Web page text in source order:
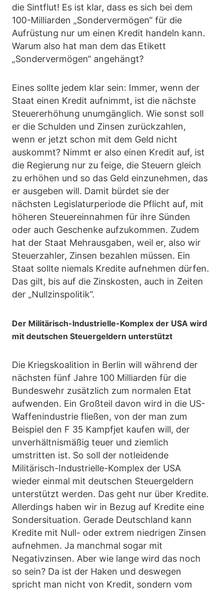
die Sintflut! Es ist klar, dass es sich bei dem
100-Milliarden „Sondervermögen“ für die
Aufrüstung nur um einen Kredit handeln kann.
Warum also hat man dem das Etikett
„Sondervermögen“ angehängt?
Eines sollte jedem klar sein: Immer, wenn der
Staat einen Kredit aufnimmt, ist die nächste
Steuererhöhung unumgänglich. Wie sonst soll
er die Schulden und Zinsen zurückzahlen,
wenn er jetzt schon mit dem Geld nicht
auskommt? Nimmt er also einen Kredit auf, ist
die Regierung nur zu feige, die Steuern gleich
zu erhöhen und so das Geld einzunehmen, das
er ausgeben will. Damit bürdet sie der
nächsten Legislaturperiode die Pflicht auf, mit
höheren Steuereinnahmen für ihre Sünden
oder auch Geschenke aufzukommen. Zudem
hat der Staat Mehrausgaben, weil er, also wir
Steuerzahler, Zinsen bezahlen müssen. Ein
Staat sollte niemals Kredite aufnehmen dürfen.
Das gilt, bis auf die Zinskosten, auch in Zeiten
der „Nullzinspolitik“.
Der Militärisch-Industrielle-Komplex der USA wird
mit deutschen Steuergeldern unterstützt
Die Kriegskoalition in Berlin will während der
nächsten fünf Jahre 100 Milliarden für die
Bundeswehr zusätzlich zum normalen Etat
aufwenden. Ein Großteil davon wird in die US-
Waffenindustrie fließen, von der man zum
Beispiel den F 35 Kampfjet kaufen will, der
unverhältnismäßig teuer und ziemlich
umstritten ist. So soll der notleidende
Militärisch-Industrielle-Komplex der USA
wieder einmal mit deutschen Steuergeldern
unterstützt werden. Das geht nur über Kredite.
Allerdings haben wir in Bezug auf Kredite eine
Sondersituation. Gerade Deutschland kann
Kredite mit Null- oder extrem niedrigen Zinsen
aufnehmen. Ja manchmal sogar mit
Negativzinsen. Aber wie lange wird das noch
so sein? Da ist der Haken und deswegen
spricht man nicht von Kredit, sondern vom